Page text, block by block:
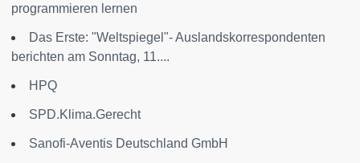
programmieren lernen
Das Erste: "Weltspiegel"- Auslandskorrespondenten
berichten am Sonntag, 11....
HPQ
SPD.Klima.Gerecht
Sanofi-Aventis Deutschland GmbH